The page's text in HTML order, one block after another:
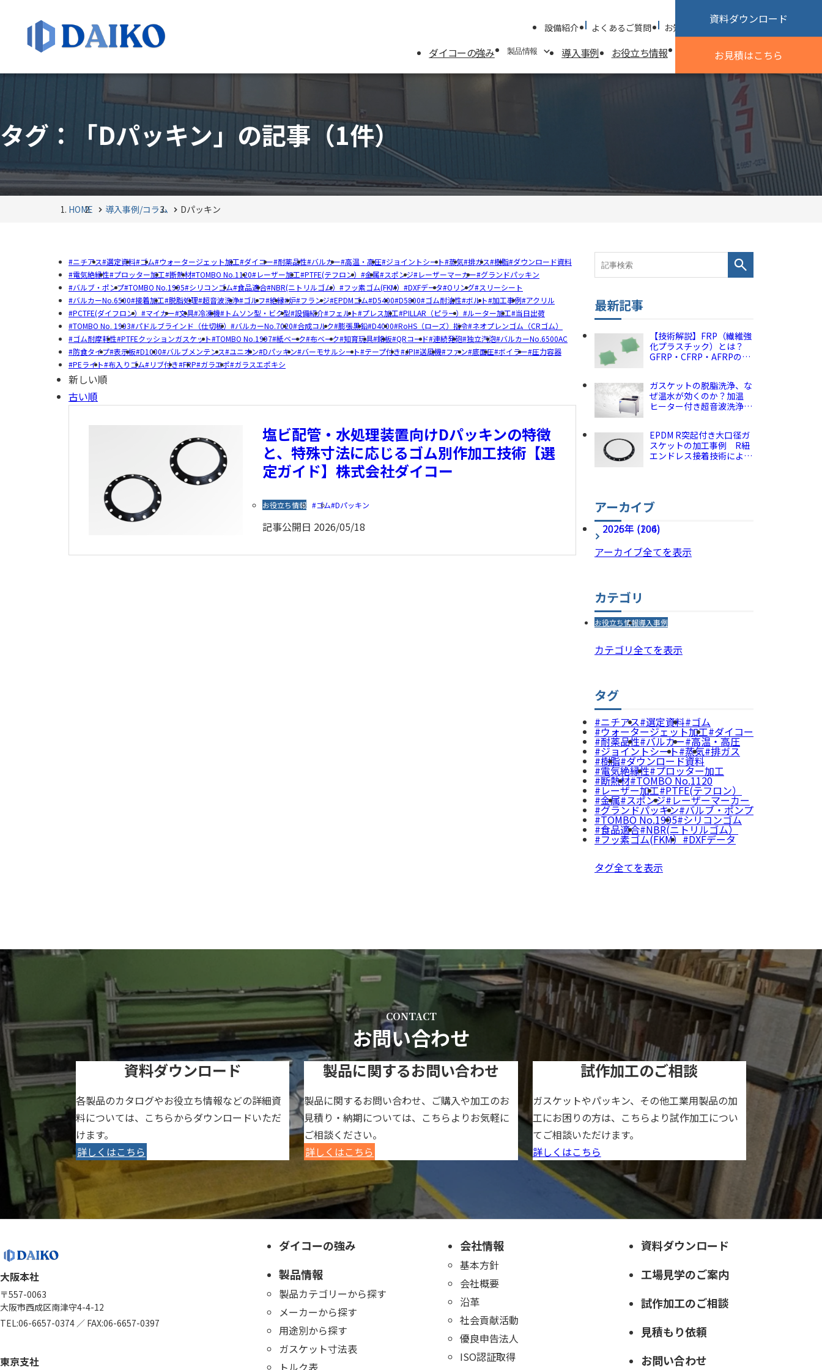
設備紹介 よくあるご質問 お知らせ 採用情報 お問い合わせ
ダイコーの強み 製品情報
用途別から探す
用語集
導入事例 お役立ち情報
沿革
Instagram
試作加工のご相談
資料ダウンロード
お見積はこちら
タグ：「Dパッキン」の記事 （1件）
HOME 導入事例/コラム Dパッキン
ニチアス 選定資料 ゴム ウォータージェット加工 ダイコー 耐薬品性 バルカー 高温・高圧 ジョイントシート 蒸気 排ガス 樹脂 ダウンロード資料
電気絶縁性 プロッター加工 断熱材 TOMBO No.1120 レーザー加工 PTFE(テフロン） 金属 スポンジ レーザーマーカー グランドパッキン
バルブ・ポンプ TOMBO No.1995 シリコンゴム 食品適合 NBR(ニトリルゴム） フッ素ゴム(FKM） DXFデータ Oリング スリーシート
バルカーNo.6500 接着加工 脱脂処理 超音波洗浄 ゴルフ 絶縁 炉 フランジ EPDMゴム D5400 D5800 ゴム耐油性 ボルト 加工事例 アクリル
PCTFE(ダイフロン）
マイカー 文具 冷凍機 トムソン型・ビク型 設備紹介 フェルト プレス加工 PILLAR（ピラー） ルーター加工 当日出荷
TOMBO No. 1993 パドルブラインド（仕切板） バルカーNo.7020 合成コルク 膨張黒鉛 D4000 RoHS（ローズ）指令 ネオプレンゴム（CRゴム）
ゴム耐摩耗性 PTFEクッションガスケット TOMBO No.1997 紙ベーク 布ベーク 知育玩具 銘板 QRコード 連続発砲 独立汽泡 バルカーNo.6500AC
防食タイプ 表示板 D1000 バルブメンテンス ユニオン Dパッキン バーモサルシート テープ付き JPI 送風機 ファン 底面圧 ボイラー 圧力容器
PEライト 布入りゴム リブ付き FRP ガラエポ ガラスエポキシ
新しい順
古い順
塩ビ配管・水処理装置向けDパッキンの特徴
と、特殊寸法に応じるゴム別作加工技術【選
定ガイド】株式会社ダイコー
お役立ち情報 ゴム Dパッキン
記事公開日 2026/05/18
最新記事
【技術解説】FRP（繊維強
化プラスチック）とは？
GFRP・CFRP・AFRPの違
ガスケットの脱脂洗浄、な
ぜ温水が効くのか？加温
ヒーター付き超音波洗浄の
EPDM R突起付き大口径ガ
スケットの加工事例 R紐
エンドレス接着技術による
アーカイブ
2026年 (106)
2025年 (204)
アーカイブ全てを表示
カテゴリ
お役立ち情報導入事例
カテゴリ全てを表示
タグ
ニチアス 選定資料 ゴム
ウォータージェット加工 ダイコー
耐薬品性 バルカー 高温・高圧
ジョイントシート 蒸気 排ガス
樹脂 ダウンロード資料
電気絶縁性 プロッター加工
断熱材 TOMBO No.1120
レーザー加工 PTFE(テフロン）
金属 スポンジ レーザーマーカー
グランドパッキン バルブ・ポンプ
TOMBO No.1995 シリコンゴム
食品適合 NBR(ニトリルゴム）
フッ素ゴム(FKM） DXFデータ
タグ全てを表示
CONTACT
お問い合わせ
資料ダウンロード
各製品のカタログやお役立ち情報などの詳細資
料については、こちらからダウンロードいただ
けます。
詳しくはこちら
製品に関するお問い合わせ
製品に関するお問い合わせ、ご購入や加工のお
見積り・納期については、こちらよりお気軽に
ご相談ください。
詳しくはこちら
試作加工のご相談
ガスケットやパッキン、その他工業用製品の加
工にお困りの方は、こちらより試作加工につい
てご相談いただけます。
詳しくはこちら
大阪本社
〒557-0063
大阪市西成区南津守4-4-12
TEL:06-6657-0374 ／ FAX:06-6657-0397
東京支社
ダイコーの強み
製品情報
製品カテゴリーから探す
メーカーから探す
用途別から探す
ガスケット寸法表
トルク表
会社情報
基本方針
会社概要
沿革
社会貢献活動
優良申告法人
ISO認証取得
資料ダウンロード
工場見学のご案内
試作加工のご相談
見積もり依頼
お問い合わせ